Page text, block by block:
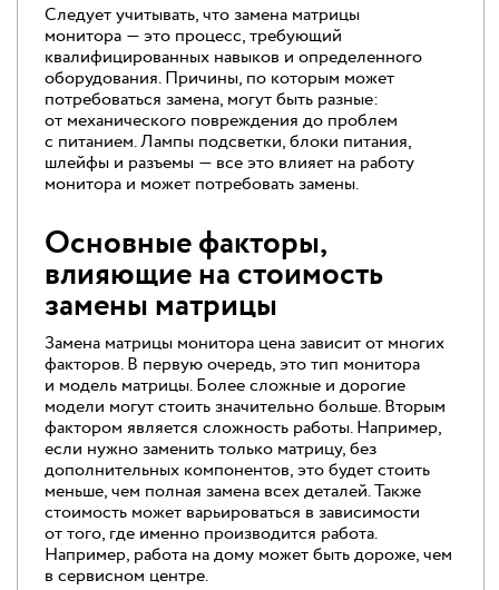
Следует учитывать, что замена матрицы
монитора — это процесс, требующий
квалифицированных навыков и определенного
оборудования. Причины, по которым может
потребоваться замена, могут быть разные:
от механического повреждения до проблем
с питанием. Лампы подсветки, блоки питания,
шлейфы и разъемы — все это влияет на работу
монитора и может потребовать замены.
Основные факторы,
влияющие на стоимость
замены матрицы
Замена матрицы монитора цена зависит от многих
факторов. В первую очередь, это тип монитора
и модель матрицы. Более сложные и дорогие
модели могут стоить значительно больше. Вторым
фактором является сложность работы. Например,
если нужно заменить только матрицу, без
дополнительных компонентов, это будет стоить
меньше, чем полная замена всех деталей. Также
стоимость может варьироваться в зависимости
от того, где именно производится работа.
Например, работа на дому может быть дороже, чем
в сервисном центре.